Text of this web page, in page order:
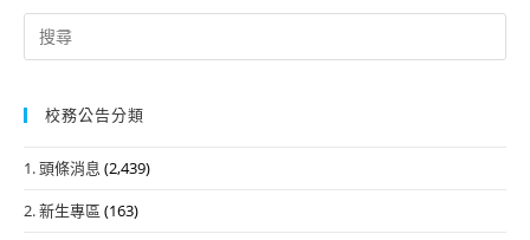
Search
for:
校務公告分類
1. 頭條消息 (2,439)
2. 新生專區 (163)